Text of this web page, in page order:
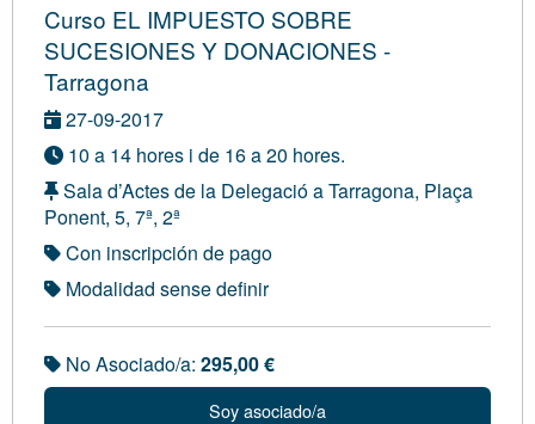
Curso EL IMPUESTO SOBRE
SUCESIONES Y DONACIONES -
Tarragona
27-09-2017
10 a 14 hores i de 16 a 20 hores.
Sala d’Actes de la Delegació a Tarragona, Plaça
Ponent, 5, 7ª, 2ª
Con inscripción de pago
Modalidad sense definir
No Asociado/a: 295,00 €
Soy asociado/a